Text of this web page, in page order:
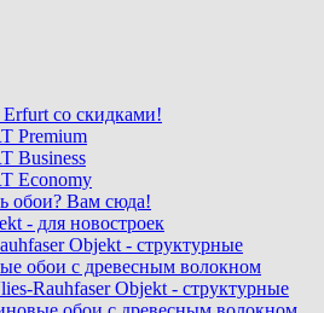
со скидками!
Premium
Business
Economy
обои? Вам сюда!
- для новостроек
Objekt - cтруктурные
обои с древесным волокном
Rauhfaser Objekt - структурные